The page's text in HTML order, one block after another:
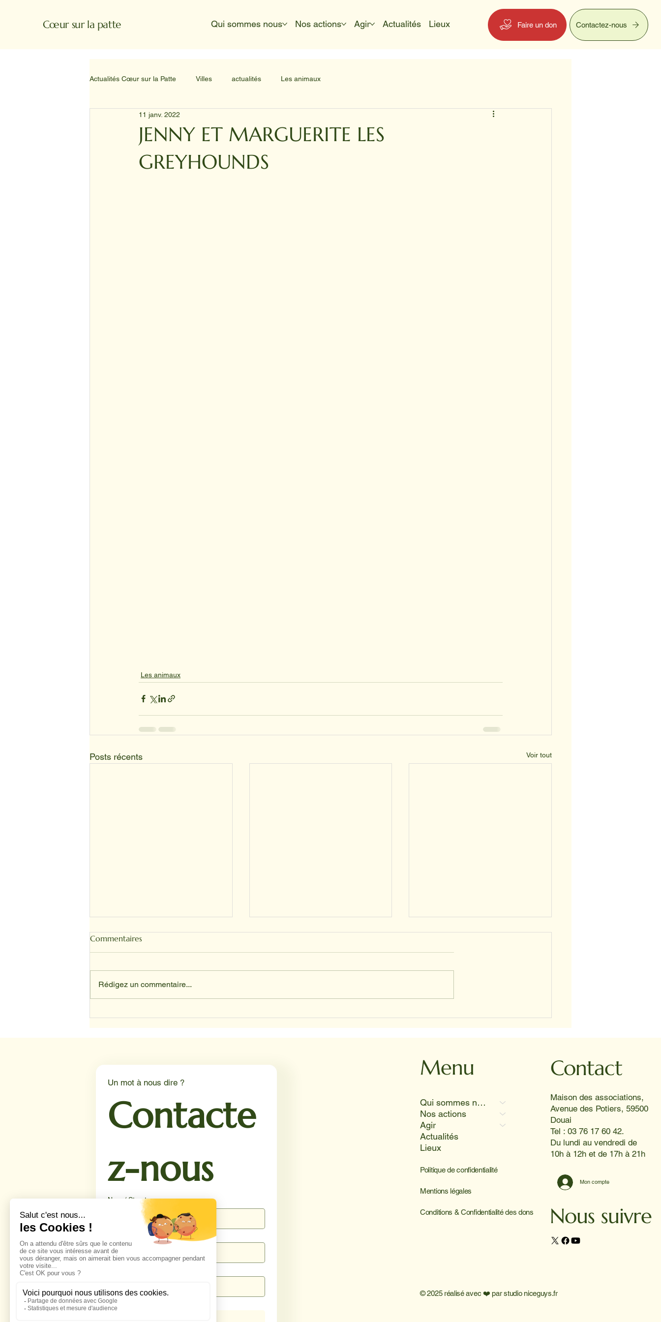
Cœur sur la patte Qui sommes nous Nos actions Agir Actualités Lieux Faire un don Contactez-nous
Actualités Cœur sur la Patte Villes actualités Les animaux
JENNY ET MARGUERITE LES
GREYHOUNDS
11 janv. 2022
Les animaux
Posts récents Voir tout
SANDRINE ET TOFFEE
CHRISTELLE ET PROSPER
Commentaires
Rédigez un commentaire...
Menu
Qui sommes nous
Nos actions
Agir
Actualités
Lieux
Politique de confidentialité
Mentions légales
Conditions & Confidentialité des dons
Contact
Maison des associations,
Avenue des Potiers, 59500
Douai
Tel : 03 76 17 60 42.
Du lundi au vendredi de
10h à 12h et de 17h à 21h
Mon compte
Nous suivre
© 2025 réalisé avec ❤️ parstudio niceguys.fr
Un mot à nous dire ?
Contacte
z-nous
Nom / Structure
Message